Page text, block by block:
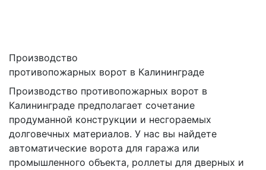
Производство
противопожарных ворот в Калининграде
Производство противопожарных ворот в
Калининграде предполагает сочетание
продуманной конструкции и несгораемых
долговечных материалов. У нас вы найдете
автоматические ворота для гаража или
промышленного объекта, роллеты для дверных и